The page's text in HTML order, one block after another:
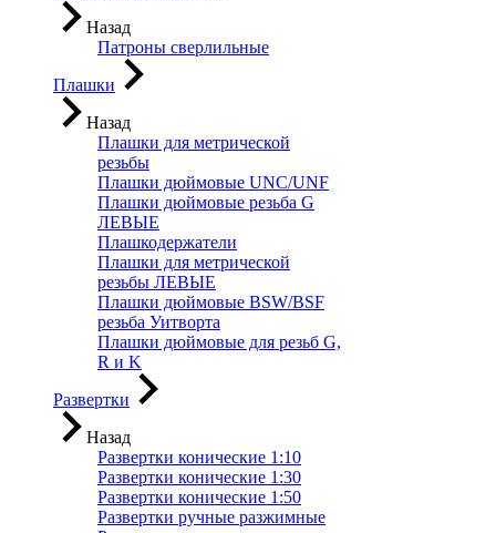
Назад
Патроны сверлильные
Плашки
Назад
Плашки для метрической
резьбы
Плашки дюймовые UNC/UNF
Плашки дюймовые резьба G
ЛЕВЫЕ
Плашкодержатели
Плашки для метрической
резьбы ЛЕВЫЕ
Плашки дюймовые BSW/BSF
резьба Уитворта
Плашки дюймовые для резьб G,
R и K
Развертки
Назад
Развертки конические 1:10
Развертки конические 1:30
Развертки конические 1:50
Развертки ручные разжимные